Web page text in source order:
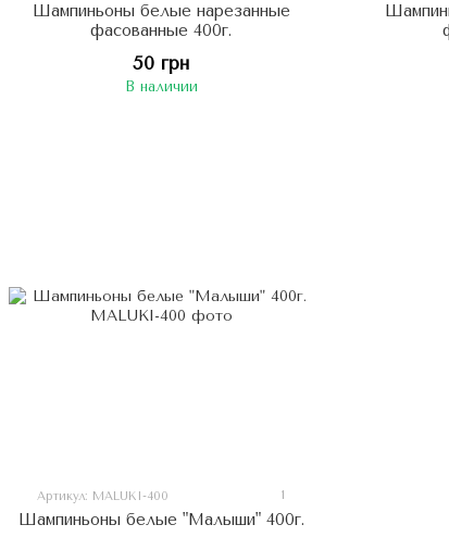
Шампиньоны белые нарезанные
фасованные 400г.
50 грн
В наличии
Артикул: MALUKI-400 1
Шампиньоны белые "Малыши" 400г.